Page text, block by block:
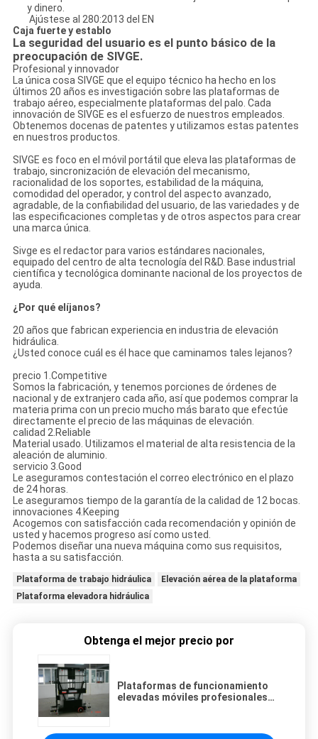
y dinero.
Ajústese al 280:2013 del EN
Caja fuerte y establo
La seguridad del usuario es el punto básico de la
preocupación de SIVGE.
Profesional y innovador
La única cosa SIVGE que el equipo técnico ha hecho en los
últimos 20 años es investigación sobre las plataformas de
trabajo aéreo, especialmente plataformas del palo. Cada
innovación de SIVGE es el esfuerzo de nuestros empleados.
Obtenemos docenas de patentes y utilizamos estas patentes
en nuestros productos.
SIVGE es foco en el móvil portátil que eleva las plataformas de
trabajo, sincronización de elevación del mecanismo,
racionalidad de los soportes, estabilidad de la máquina,
comodidad del operador, y control del aspecto avanzado,
agradable, de la confiabilidad del usuario, de las variedades y de
las especificaciones completas y de otros aspectos para crear
una marca única.
Sivge es el redactor para varios estándares nacionales,
equipado del centro de alta tecnología del R&D. Base industrial
científica y tecnológica dominante nacional de los proyectos de
ayuda.
¿Por qué elíjanos?
20 años que fabrican experiencia en industria de elevación
hidráulica.
¿Usted conoce cuál es él hace que caminamos tales lejanos?
precio 1.Competitive
Somos la fabricación, y tenemos porciones de órdenes de
nacional y de extranjero cada año, así que podemos comprar la
materia prima con un precio mucho más barato que efectúe
directamente el precio de las máquinas de elevación.
calidad 2.Reliable
Material usado. Utilizamos el material de alta resistencia de la
aleación de aluminio.
servicio 3.Good
Le aseguramos contestación el correo electrónico en el plazo
de 24 horas.
Le aseguramos tiempo de la garantía de la calidad de 12 bocas.
innovaciones 4.Keeping
Acogemos con satisfacción cada recomendación y opinión de
usted y hacemos progreso así como usted.
Podemos diseñar una nueva máquina como sus requisitos,
hasta a su satisfacción.
Plataforma de trabajo hidráulica
Elevación aérea de la plataforma
Plataforma elevadora hidráulica
Obtenga el mejor precio por
Plataformas de funcionamiento
elevadas móviles profesionales